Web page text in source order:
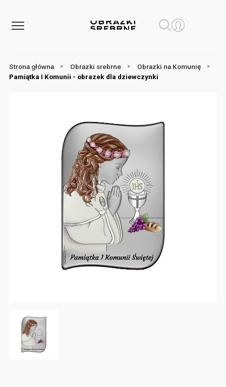
Strona główna Obrazki srebrne
Obrazki na Komunię
Pamiątka I Komunii - obrazek dla dziewczynki